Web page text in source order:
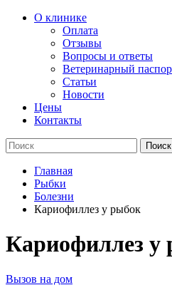
О клинике
Оплата
Отзывы
Вопросы и ответы
Ветеринарный
Статьи
Новости
Цены
Контакты
Главная
Рыбки
Болезни
Кариофиллез у рыбок
Кариофиллез у
Вызов на дом